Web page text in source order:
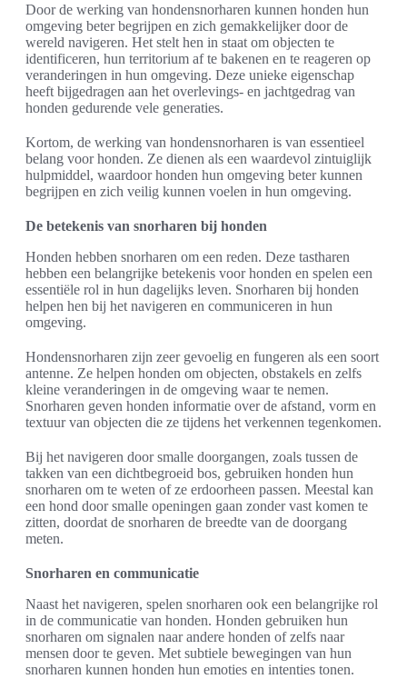
Door de werking van hondensnorharen kunnen honden hun
omgeving beter begrijpen en zich gemakkelijker door de
wereld navigeren. Het stelt hen in staat om objecten te
identificeren, hun territorium af te bakenen en te reageren op
veranderingen in hun omgeving. Deze unieke eigenschap
heeft bijgedragen aan het overlevings- en jachtgedrag van
honden gedurende vele generaties.
Kortom, de werking van hondensnorharen is van essentieel
belang voor honden. Ze dienen als een waardevol zintuiglijk
hulpmiddel, waardoor honden hun omgeving beter kunnen
begrijpen en zich veilig kunnen voelen in hun omgeving.
De betekenis van snorharen bij honden
Honden hebben snorharen om een reden. Deze tastharen
hebben een belangrijke betekenis voor honden en spelen een
essentiële rol in hun dagelijks leven. Snorharen bij honden
helpen hen bij het navigeren en communiceren in hun
omgeving.
Hondensnorharen zijn zeer gevoelig en fungeren als een soort
antenne. Ze helpen honden om objecten, obstakels en zelfs
kleine veranderingen in de omgeving waar te nemen.
Snorharen geven honden informatie over de afstand, vorm en
textuur van objecten die ze tijdens het verkennen tegenkomen.
Bij het navigeren door smalle doorgangen, zoals tussen de
takken van een dichtbegroeid bos, gebruiken honden hun
snorharen om te weten of ze erdoorheen passen. Meestal kan
een hond door smalle openingen gaan zonder vast komen te
zitten, doordat de snorharen de breedte van de doorgang
meten.
Snorharen en communicatie
Naast het navigeren, spelen snorharen ook een belangrijke rol
in de communicatie van honden. Honden gebruiken hun
snorharen om signalen naar andere honden of zelfs naar
mensen door te geven. Met subtiele bewegingen van hun
snorharen kunnen honden hun emoties en intenties tonen.